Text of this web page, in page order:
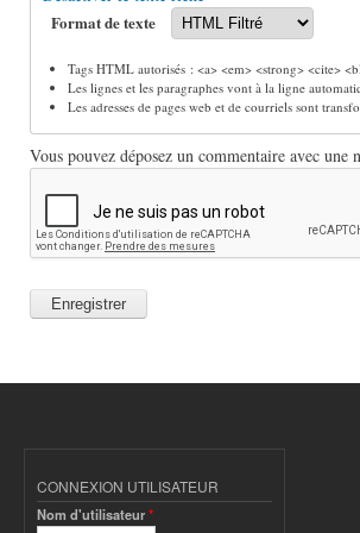
Format de texte
Tags HTML autorisés : <a> <em> <strong> <cite>
Les lignes et les paragraphes vont à la ligne
Les adresses de pages web et de courriels sont
Vous pouvez déposez un commentaire avec
CONNEXION UTILISATEUR
Nom d'utilisateur*